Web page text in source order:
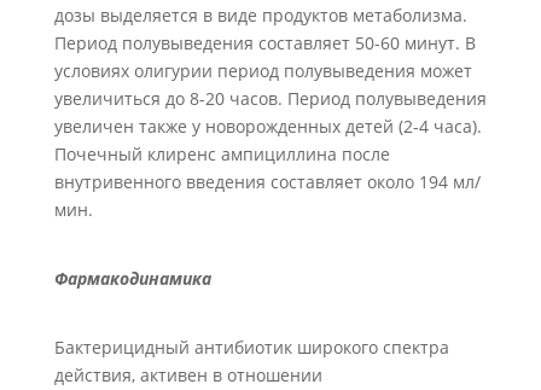
дозы выделяется в виде продуктов метаболизма.
Период полувыведения составляет 50-60 минут. В
условиях олигурии период полувыведения может
увеличиться до 8-20 часов. Период полувыведения
увеличен также у новорожденных детей (2-4 часа).
Почечный клиренс ампициллина после
внутривенного введения составляет около 194 мл/
мин.
Фармакодинамика
Бактерицидный антибиотик широкого спектра
действия, активен в отношении